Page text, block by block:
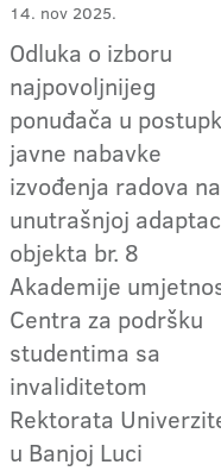
14. nov 2025.
Odluka o izboru
najpovoljnijeg
ponuđača u
javne nabavke
izvođenja radova na
unutrašnjoj
objekta br. 8
Akademije
Centra za podršku
studentima sa
invaliditetom
Rektorata
u Banjoj Luci